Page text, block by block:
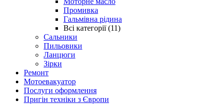
Промивка
Гальмівна рідина
Всі категорії (11)
Сальники
Пильовики
Ланцюги
Зірки
Ремонт
Мотоевакуатор
Послуги оформлення
Пригін техніки з Європи